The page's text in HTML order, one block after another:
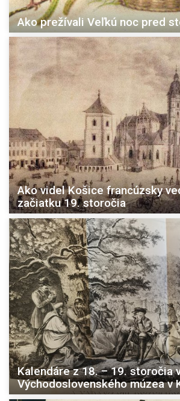
Ako prežívali Veľkú noc pred
Ako videl Košice francúzsky
začiatku 19. storočia
Kalendáre z 18. – 19. storočia
Východoslovenského múzea v